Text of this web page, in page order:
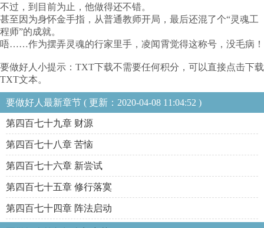
不过，到目前为止，他做得还不错。
甚至因为身怀金手指，从普通教师开局，最后还混了个“灵魂工
程师”的成就。
唔……作为摆弄灵魂的行家里手，凌闻霄觉得这称号，没毛病！
要做好人小提示：TXT下载不需要任何积分，可以直接点击下载
TXT文本。
要做好人最新章节 ( 更新：2020-04-08 11:04:52 )
第四百七十九章 财源
第四百七十八章 苦恼
第四百七十六章 新尝试
第四百七十五章 修行落寞
第四百七十四章 阵法启动